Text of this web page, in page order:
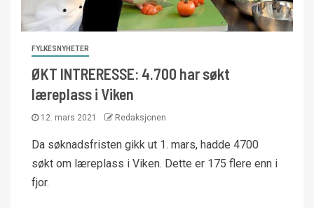
FYLKESNYHETER
ØKT INTRERESSE: 4.700 har søkt
læreplass i Viken
12. mars 2021 Redaksjonen
Da søknadsfristen gikk ut 1. mars, hadde 4700
søkt om læreplass i Viken. Dette er 175 flere enn i
fjor.